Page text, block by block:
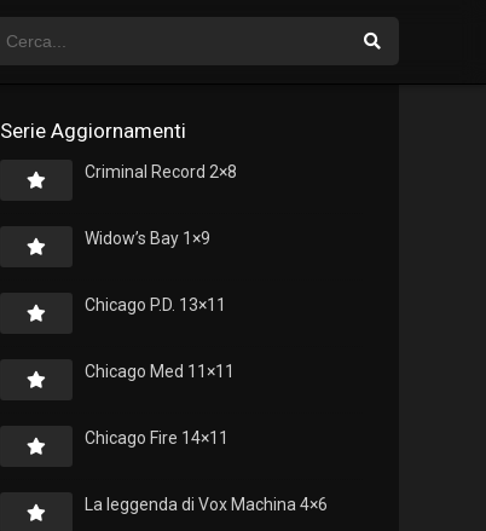
Serie Aggiornamenti
Criminal Record 2×8
Widow’s Bay 1×9
Chicago P.D. 13×11
Chicago Med 11×11
Chicago Fire 14×11
La leggenda di Vox Machina 4×6